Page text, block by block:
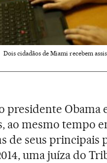
Dois cidadãos de Miami recebem
presidente Obama
ao mesmo tempo
de seus principais
uma juíza do